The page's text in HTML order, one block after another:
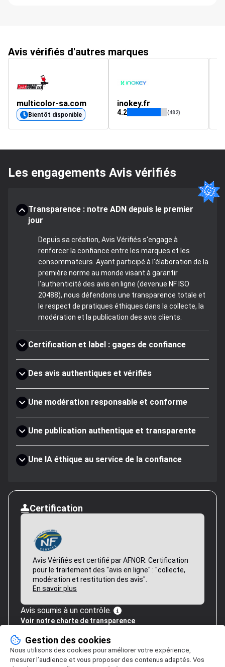
Avis vérifiés d'autres marques
multicolor-sa.com
Bientôt disponible
inokey.fr
4.2 (482)
Les engagements Avis vérifiés
Transparence : notre ADN depuis le premier
jour
Depuis sa création, Avis Vérifiés s'engage à
renforcer la confiance entre les marques et les
consommateurs. Ayant participé à l'élaboration de la
première norme au monde visant à garantir
l'authenticité des avis en ligne (devenue NF ISO
20488), nous défendons une transparence totale et
le respect de pratiques éthiques dans la collecte, la
modération et la publication des avis clients.
Certification et label : gages de confiance
Des avis authentiques et vérifiés
Une modération responsable et conforme
Une publication authentique et transparente
Une IA éthique au service de la confiance
Certification
Avis Vérifiés est certifié par AFNOR. Certification
pour le traitement des "avis en ligne" : "collecte,
modération et restitution des avis".
En savoir plus
Avis soumis à un contrôle.
Voir notre charte de transparence
Gestion des cookies
Nous utilisons des cookies pour améliorer votre expérience,
mesurer l’audience et vous proposer des contenus adaptés. Vos